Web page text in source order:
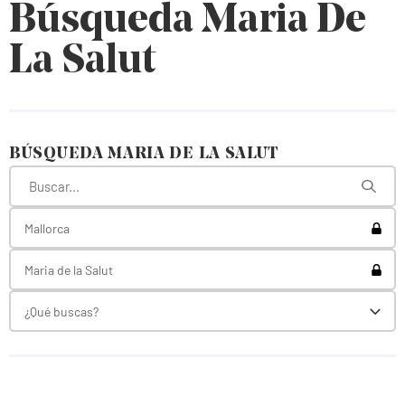
Búsqueda Maria De
La Salut
BÚSQUEDA MARIA DE LA SALUT
Mallorca
Maria de la Salut
¿Qué buscas?